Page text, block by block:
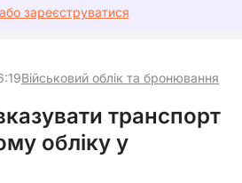
зареєструватися
Військовий облік та бронювання
транспорт
обліку у